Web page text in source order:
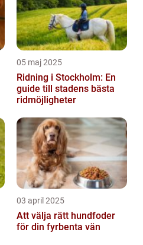
05 maj 2025
Ridning i Stockholm: En
guide till stadens bästa
ridmöjligheter
03 april 2025
Att välja rätt hundfoder
för din fyrbenta vän